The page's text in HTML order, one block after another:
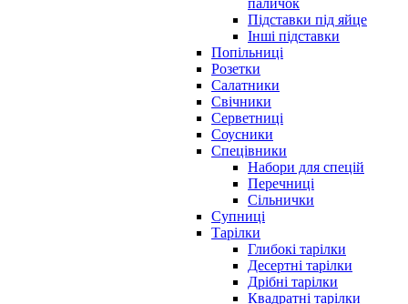
паличок
Підставки під яйце
Інші підставки
Попільниці
Розетки
Салатники
Свічники
Серветниці
Соусники
Спецівники
Набори для спецій
Перечниці
Сільнички
Супниці
Тарілки
Глибокі тарілки
Десертні тарілки
Дрібні тарілки
Квадратні тарілки